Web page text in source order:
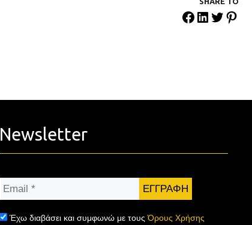
Newsletter
Email
Έχω διαβάσει και συμφωνώ με τουςΌρους Χρήσης